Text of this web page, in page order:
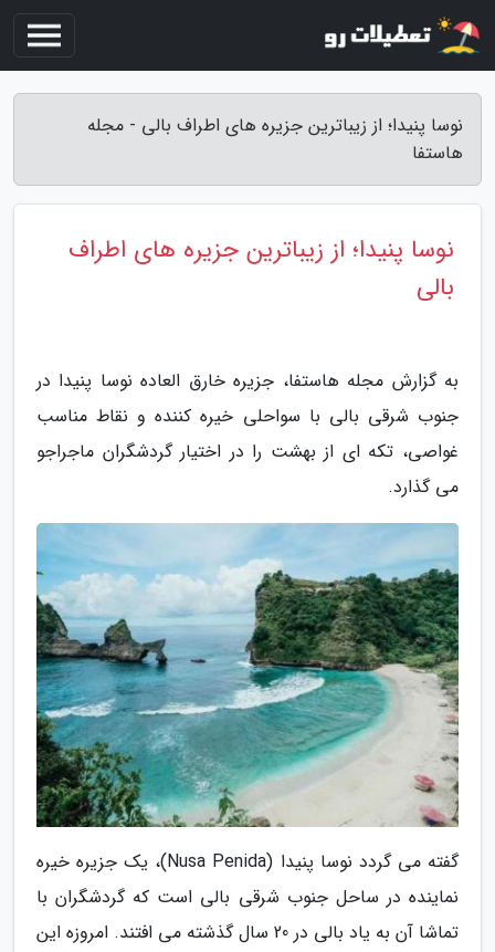
نوسا پنیدا؛ از زیباترین جزیره های اطراف بالی - مجله
هاستفا
نوسا پنیدا؛ از زیباترین جزیره های اطراف
بالی
به گزارش مجله هاستفا، جزیره خارق العاده نوسا پنیدا در
جنوب شرقی بالی با سواحلی خیره کننده و نقاط مناسب
غواصی، تکه ای از بهشت را در اختیار گردشگران ماجراجو
می گذارد.
گفته می گردد نوسا پنیدا (Nusa Penida)، یک جزیره خیره
نماینده در ساحل جنوب شرقی بالی است که گردشگران با
تماشا آن به یاد بالی در 20 سال گذشته می افتند. امروزه این